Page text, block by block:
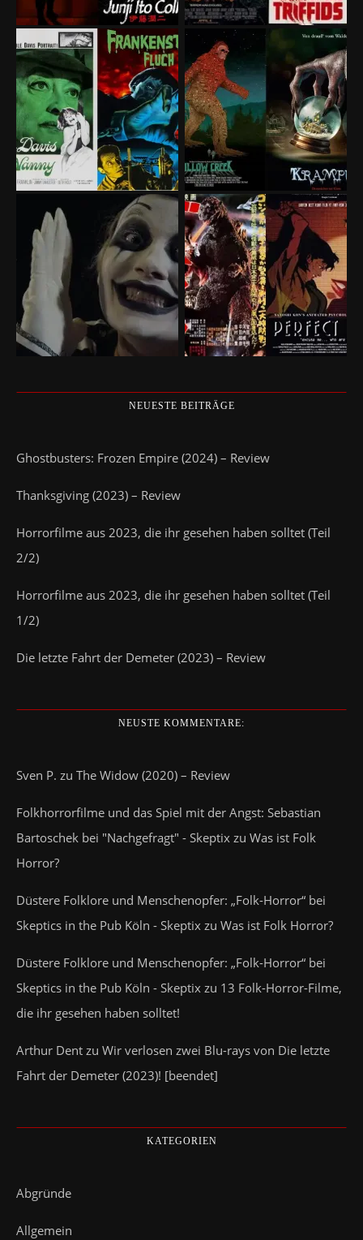
NEUESTE BEITRÄGE
Ghostbusters: Frozen Empire (2024) – Review
Thanksgiving (2023) – Review
Horrorfilme aus 2023, die ihr gesehen haben solltet (Teil
2/2)
Horrorfilme aus 2023, die ihr gesehen haben solltet (Teil
1/2)
Die letzte Fahrt der Demeter (2023) – Review
NEUSTE KOMMENTARE:
Sven P. zu The Widow (2020) – Review
Folkhorrorfilme und das Spiel mit der Angst: Sebastian
Bartoschek bei "Nachgefragt" - Skeptix zu Was ist Folk
Horror?
Düstere Folklore und Menschenopfer: „Folk-Horror“ bei
Skeptics in the Pub Köln - Skeptix zu Was ist Folk Horror?
Düstere Folklore und Menschenopfer: „Folk-Horror“ bei
Skeptics in the Pub Köln - Skeptix zu 13 Folk-Horror-Filme,
die ihr gesehen haben solltet!
Arthur Dent zu Wir verlosen zwei Blu-rays von Die letzte
Fahrt der Demeter (2023)! [beendet]
KATEGORIEN
Abgründe
Allgemein